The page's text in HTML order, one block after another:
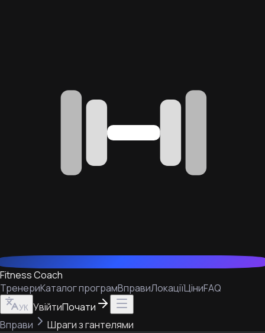
Fitness Coach
ТренериКаталог програмВправиЛокаціїЦіниFAQ
УК УвійтиПочати
Вправи
Шраги з гантелями